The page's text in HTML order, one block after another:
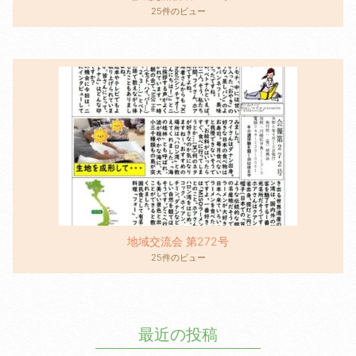
25件のビュー
地域交流会 第272号
25件のビュー
最近の投稿